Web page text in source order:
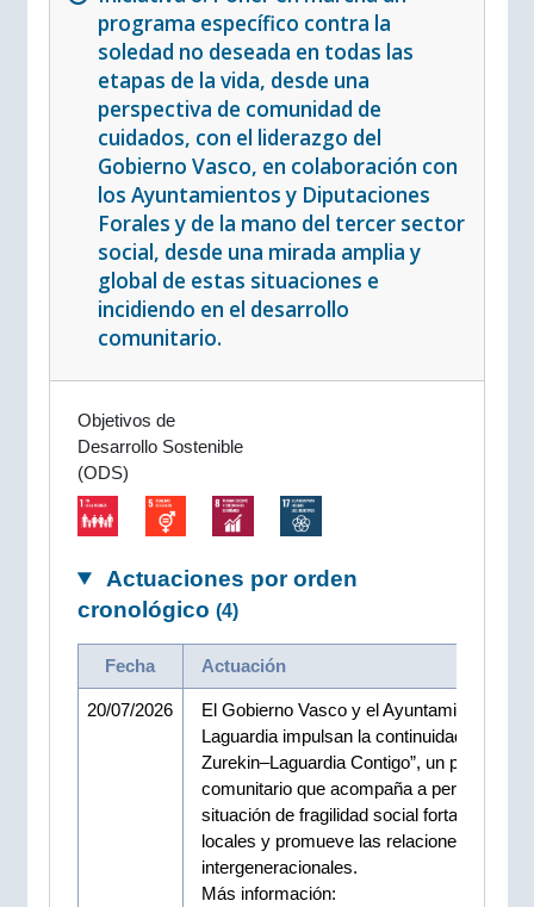
programa específico contra la
soledad no deseada en todas las
etapas de la vida, desde una
perspectiva de comunidad de
cuidados, con el liderazgo del
Gobierno Vasco, en colaboración con
los Ayuntamientos y Diputaciones
Forales y de la mano del tercer sector
social, desde una mirada amplia y
global de estas situaciones e
incidiendo en el desarrollo
comunitario.
Objetivos de
Desarrollo Sostenible
(ODS)
Actuaciones por orden
cronológico (4)
Fecha Actuación
20/07/2026
El Gobierno Vasco y el Ayuntamiento de
Laguardia impulsan la continuidad de
Zurekin–Laguardia Contigo”, un proyecto
comunitario que acompaña a personas en
situación de fragilidad social fortalece las
locales y promueve las relaciones
intergeneracionales.
Más información: